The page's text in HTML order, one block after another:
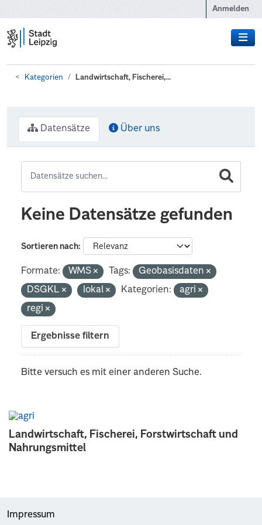
Anmelden
Kategorien Landwirtschaft, Fischerei,...
Landwirtschaft, Fischerei, Forstwirtschaft und
Nahrungsmittel
Datensätze Über uns
Keine Datensätze gefunden
Sortieren nach
Formate: WMS Tags:
Geobasisdaten
DSGKL
lokal Kategorien:
agri
regi
Ergebnisse filtern
Bitte versuch es mit einer anderen Suche.
Impressum